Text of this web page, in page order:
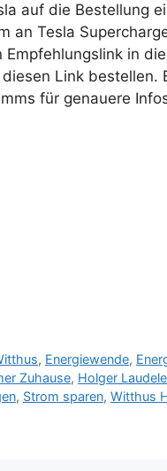
auf die Bestellung
an Tesla
in
Link bestellen.
für genauere
, Energiewende,
Zuhause, Holger
, Strom sparen, Witthus